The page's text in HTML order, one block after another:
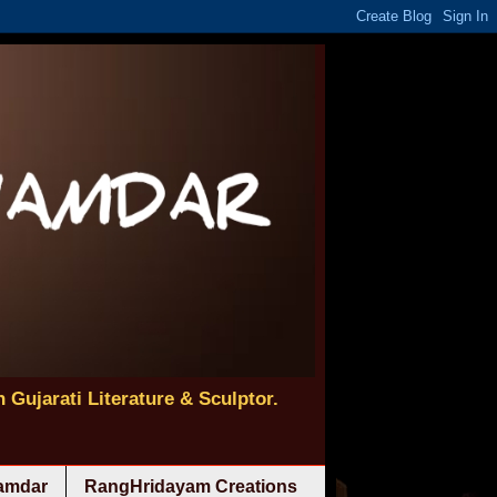
Gujarati Literature & Sculptor.
RangHridayam Creations